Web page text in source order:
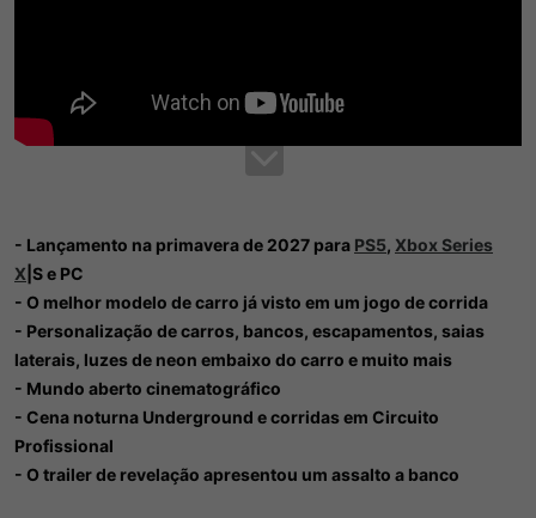
- Lançamento na primavera de 2027 para PS5, Xbox Series
X |S e PC
- O melhor modelo de carro já visto em um jogo de corrida
- Personalização de carros, bancos, escapamentos, saias
laterais, luzes de neon embaixo do carro e muito mais
- Mundo aberto cinematográfico
- Cena noturna Underground e corridas em Circuito
Profissional
- O trailer de revelação apresentou um assalto a banco